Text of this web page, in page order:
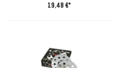
19,48 €*